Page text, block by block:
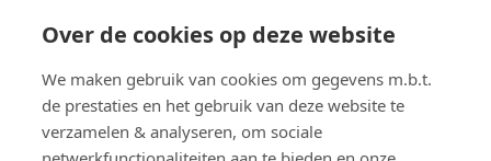
Over de cookies op deze website
We maken gebruik van cookies om gegevens m.b.t.
de prestaties en het gebruik van deze website te
verzamelen & analyseren, om sociale
Zoek een apotheek in de buurt